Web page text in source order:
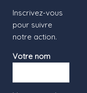
Inscrivez-vous
pour suivre
notre action.
Votre nom